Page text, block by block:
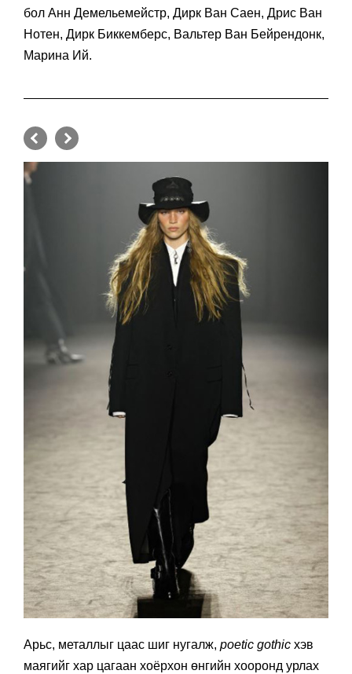
бол Анн Демельемейстр, Дирк Ван Саен, Дрис Ван
Нотен, Дирк Биккемберс, Вальтер Ван Бейрендонк,
Марина Ий.
Арьс, металлыг цаас шиг нугалж, poetic gothic хэв
маягийг хар цагаан хоёрхон өнгийн хооронд урлах